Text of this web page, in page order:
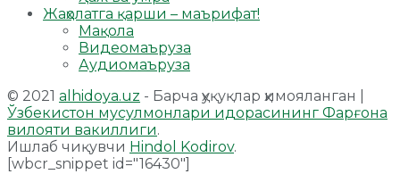
Жаҳолатга қарши – маърифат!
Мақола
Видеомаъруза
Аудиомаъруза
© 2021 alhidoya.uz - Барча ҳуқуқлар ҳимояланган |
Ўзбекистон мусулмонлари идорасининг Фарғона
вилояти вакиллиги.
Ишлаб чиқувчи Hindol Kodirov.
[wbcr_snippet id="16430"]